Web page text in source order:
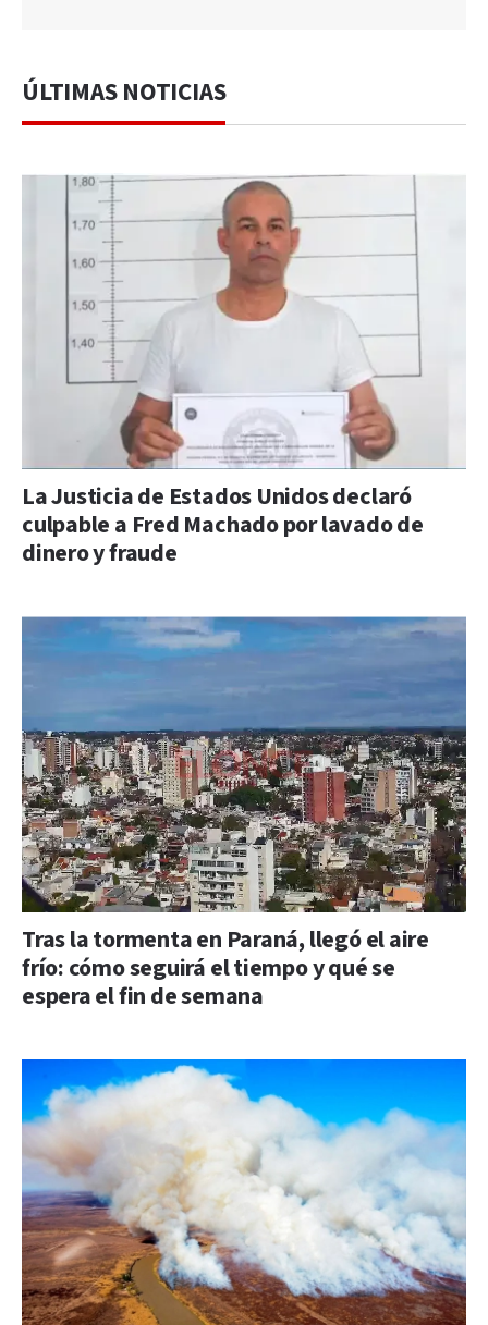
ÚLTIMAS NOTICIAS
La Justicia de Estados Unidos declaró
culpable a Fred Machado por lavado de
dinero y fraude
Tras la tormenta en Paraná, llegó el aire
frío: cómo seguirá el tiempo y qué se
espera el fin de semana